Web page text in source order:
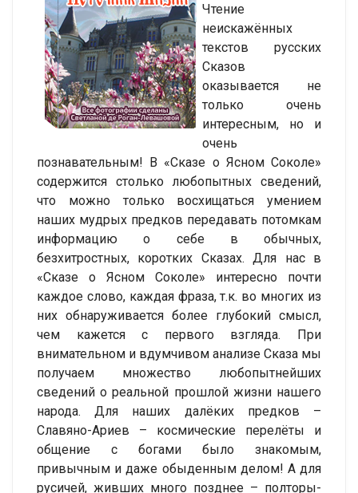
Чтение
неискажённых
текстов русских
Сказов
оказывается не
только очень
интересным, но и
очень
познавательным! В «Сказе о Ясном Соколе»
содержится столько любопытных сведений,
что можно только восхищаться умением
наших мудрых предков передавать потомкам
информацию о себе в обычных,
безхитростных, коротких Сказах. Для нас в
«Сказе о Ясном Соколе» интересно почти
каждое слово, каждая фраза, т.к. во многих из
них обнаруживается более глубокий смысл,
чем кажется с первого взгляда. При
внимательном и вдумчивом анализе Сказа мы
получаем множество любопытнейших
сведений о реальной прошлой жизни нашего
народа. Для наших далёких предков –
Славяно-Ариев – космические перелёты и
общение с богами было знакомым,
привычным и даже обыденным делом! А для
русичей, живших много позднее – полторы-